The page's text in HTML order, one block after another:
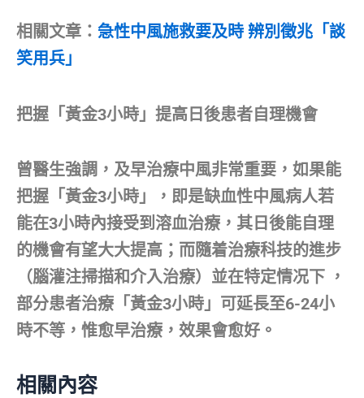
相關文章： 急性中風施救要及時 辨別徵兆「談
笑用兵」
把握「黃金3小時」提高日後患者自理機會
曾醫生強調，及早治療中風非常重要，如果能
把握「黃金3小時」，即是缺血性中風病人若
能在3小時內接受到溶血治療，其日後能自理
的機會有望大大提高；而隨着治療科技的進步
（腦灌注掃描和介入治療）並在特定情况下 ，
部分患者治療「黃金3小時」可延長至6-24小
時不等，惟愈早治療，效果會愈好。
相關內容